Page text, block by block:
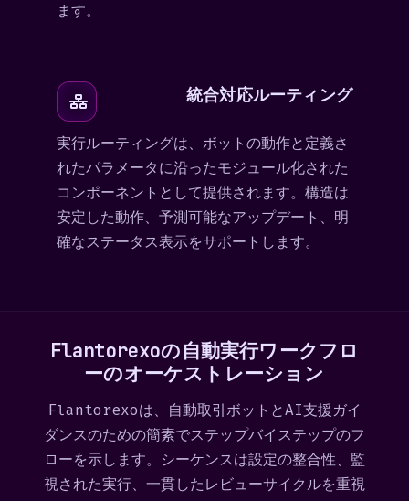
ます。
統合対応ルーティング
実行ルーティングは、ボットの動作と定義さ
れたパラメータに沿ったモジュール化された
コンポーネントとして提供されます。構造は
安定した動作、予測可能なアップデート、明
確なステータス表示をサポートします。
Flantorexoの自動実行ワークフロ
ーのオーケストレーション
Flantorexoは、自動取引ボットとAI支援ガイ
ダンスのための簡素でステップバイステップのフ
ローを示します。シーケンスは設定の整合性、監
視された実行、一貫したレビューサイクルを重視